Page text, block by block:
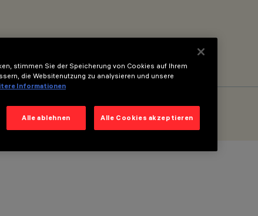
stimmen Sie der Speicherung von Cookies auf Ihrem
die Websitenutzung zu analysieren und unsere
Informationen
Alle ablehnen Alle Cookies akzeptieren